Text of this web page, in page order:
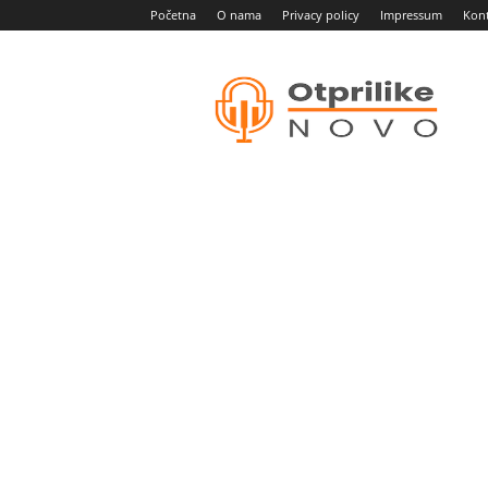
Početna O nama Privacy policy Impressum
novo